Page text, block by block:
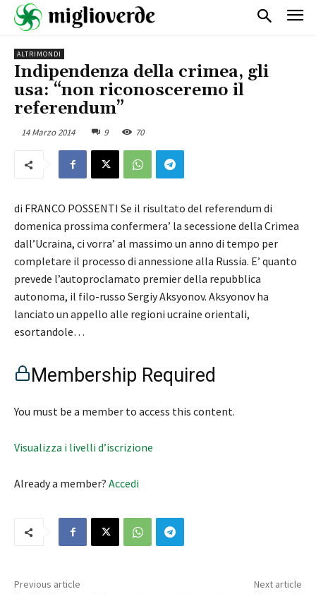
ALTRIMONDI
Indipendenza della crimea, gli
usa: “non riconosceremo il
referendum”
14 Marzo 2014 9 70
di FRANCO POSSENTI Se il risultato del referendum di
domenica prossima confermera’ la secessione della Crimea
dall’Ucraina, ci vorra’ al massimo un anno di tempo per
completare il processo di annessione alla Russia. E’ quanto
prevede l’autoproclamato premier della repubblica
autonoma, il filo-russo Sergiy Aksyonov. Aksyonov ha
lanciato un appello alle regioni ucraine orientali,
esortandole…
Membership Required
You must be a member to access this content.
Visualizza i livelli d’iscrizione
Already a member? Accedi
Previous article Next article